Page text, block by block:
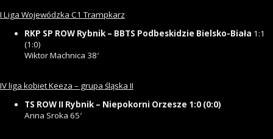
I Liga Wojewódzka C1 Trampkarz
RKP SP ROW Rybnik – BBTS Podbeskidzie Bielsko-Biała 1:1
(1:0)
Wiktor Machnica 38′
IV liga kobiet Keeza – grupa śląska II
TS ROW II Rybnik – Niepokorni Orzesze 1:0 (0:0)
Anna Sroka 65′